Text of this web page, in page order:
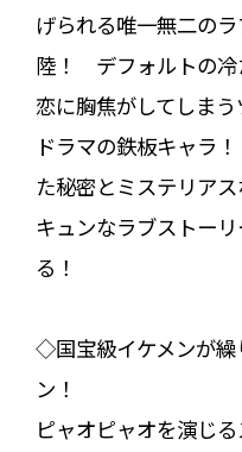
げられる唯一無二の
陸！ デフォルトの冷
恋に胸焦がしてしま
ドラマの鉄板キャラ
た秘密とミステリア
キュンなラブストー
る！
◇国宝級イケメンが繰
ン！
ピャオピャオを演じ